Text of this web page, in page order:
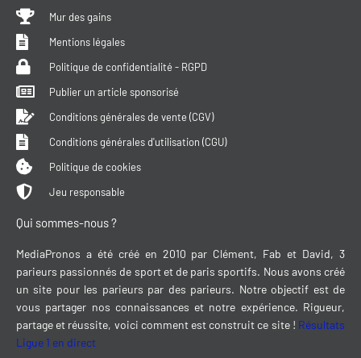
Mur des gains
Mentions légales
Politique de confidentialité - RGPD
Publier un article sponsorisé
Conditions générales de vente (CGV)
Conditions générales d'utilisation (CGU)
Politique de cookies
Jeu responsable
Qui sommes-nous ?
MediaPronos a été créé en 2010 par Clément, Fab et David, 3
parieurs passionnés de sport et de paris sportifs. Nous avons créé
un site pour les parieurs par des parieurs. Notre objectif est de
vous partager nos connaissances et notre expérience. Rigueur,
partage et réussite, voici comment est construit ce site ! Résultats
Ligue 1 en direct